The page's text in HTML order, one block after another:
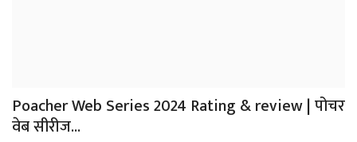
Poacher Web Series 2024 Rating & review | पोचर
वेब सीरीज...